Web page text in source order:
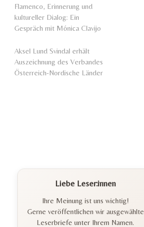
Flamenco, Erinnerung und
kultureller Dialog: Ein
Gespräch mit Mónica Clavijo
Aksel Lund Svindal erhält
Auszeichnung des Verbandes
Österreich-Nordische Länder
Liebe Leser:innen
Ihre Meinung ist uns wichtig!
Gerne veröffentlichen wir ausgewählte
Leserbriefe unter Ihrem Namen.